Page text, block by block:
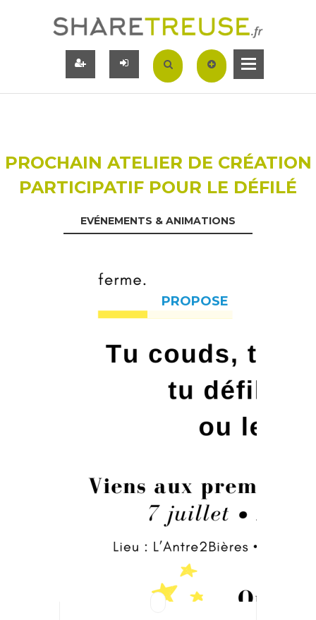
PROCHAIN ATELIER DE CRÉATION
PARTICIPATIF POUR LE DÉFILÉ
EVÉNEMENTS & ANIMATIONS
PROPOSE